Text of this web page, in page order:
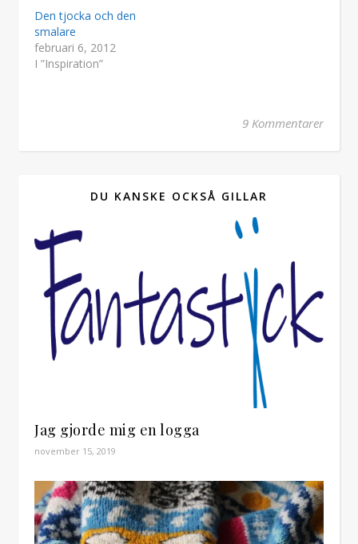
Den tjocka och den
smalare
februari 6, 2012
I ”Inspiration”
9 Kommentarer
DU KANSKE OCKSÅ GILLAR
Jag gjorde mig en logga
november 15, 2019